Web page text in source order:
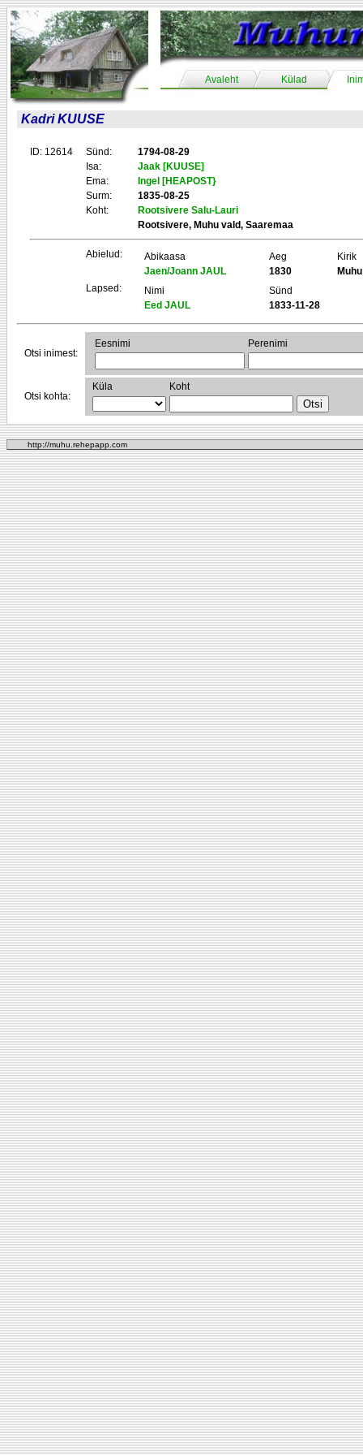
Avaleht Külad
Kadri KUUSE
ID: 12614 Sünd:
1794-08-29
Isa:
Jaak [KUUSE]
Ema:
Ingel [HEAPOST}
Surm:
1835-08-25
Koht:
Rootsivere Salu-Lauri
Rootsivere, Muhu vald, Saaremaa
Abielud: Abikaasa Aeg
Kirik
Jaen/Joann JAUL
1830
Muhu
Lapsed:
Nimi
Sünd
Eed JAUL
1833-11-28
Otsi inimest:
Eesnimi Perenimi
Otsi kohta:
Küla Koht
http://muhu.rehepapp.com